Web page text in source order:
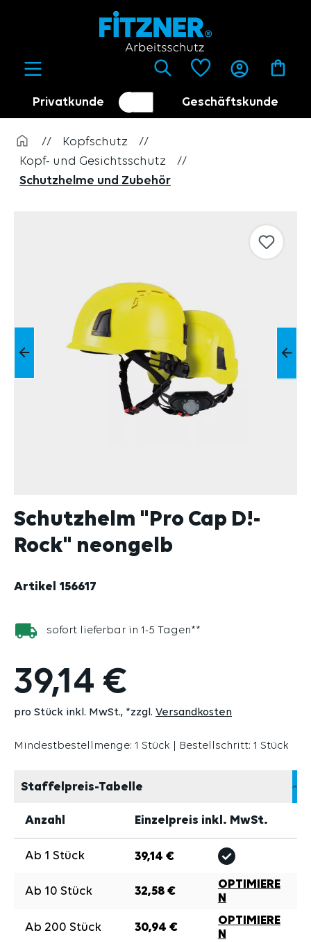
Privatkunde
Kundenumschalter
Geschäftskunde
Händler
// Kopfschutz
//
Kopf- und Gesichtsschutz
//
Schutzhelme und Zubehör
Schutzhelm "Pro Cap D!-
Rock" neongelb
Artikel 156617
sofort lieferbar in 1-5 Tagen**
39,14 €
pro Stück inkl. MwSt. *zzgl. Versandkosten
Mindestbestellmenge: 1 Stück | Bestellschritt: 1 Stück
Staffelpreis-Tabelle
Anzahl Einzelpreis inkl. MwSt.
Ab 1 Stück 39,14 €
Ab 10 Stück 32,58 €
OPTIMIERE
N
Ab 200 Stück 30,94 €
OPTIMIERE
N